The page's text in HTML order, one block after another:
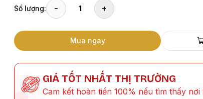
Số lượng: - 1 +
Mua ngay
GIÁ TỐT NHẤT THỊ TRƯỜNG
Cam kết hoàn tiền 100% nếu tìm thấy